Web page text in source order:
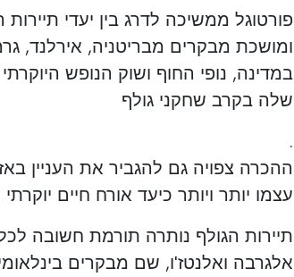
פורטוגל ממשיכה לדרג בין יעדי
ומושכת מבקרים מבריטניה, אירלנד,
במדינה, נופי החוף ושוק הנופש
שלה בקרב שחקני גולף
.
עצמו יותר ויותר כיעד אורח חיים
תיירות הגולף נותרה תורמת חשובה
אלגרבה ואלנטז'ו, שם מבקרים